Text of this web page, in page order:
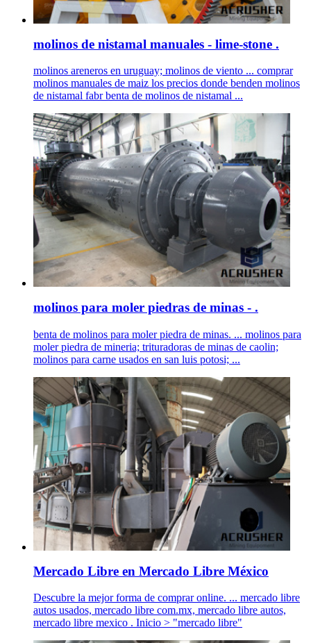
molinos de nistamal manuales - lime-stone .
molinos areneros en uruguay; molinos de viento ... comprar
molinos manuales de maiz los precios donde benden molinos
de nistamal fabr benta de molinos de nistamal ...
molinos para moler piedras de minas - .
benta de molinos para moler piedra de minas. ... molinos para
moler piedra de mineria; trituradoras de minas de caolin;
molinos para carne usados en san luis potosi; ...
Mercado Libre en Mercado Libre México
Descubre la mejor forma de comprar online. ... mercado libre
autos usados, mercado libre com.mx, mercado libre autos,
mercado libre mexico . Inicio > "mercado libre"